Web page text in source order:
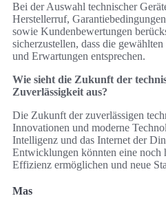
Bei der Auswahl technischer
Herstellerruf,
sowie Kundenbewertungen
sicherzustellen, dass die
und Erwartungen entsprechen.
Wie sieht die Zukunft der
Zuverlässigkeit aus?
Die Zukunft der zuverlässigen
Innovationen und moderne
Intelligenz und das Internet der
Entwicklungen könnten eine noch
Effizienz ermöglichen und neue
Mas